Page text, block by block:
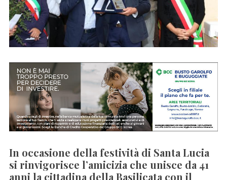
In occasione della festività di Santa Lucia
si rinvigorisce l’amicizia che unisce da 41
anni la cittadina della Basilicata con il